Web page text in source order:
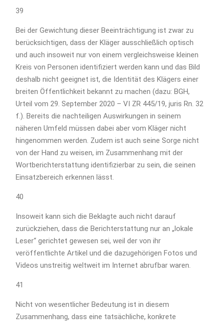
39
Bei der Gewichtung dieser Beeinträchtigung ist zwar zu
berücksichtigen, dass der Kläger ausschließlich optisch
und auch insoweit nur von einem vergleichsweise kleinen
Kreis von Personen identifiziert werden kann und das Bild
deshalb nicht geeignet ist, die Identität des Klägers einer
breiten Öffentlichkeit bekannt zu machen (dazu: BGH,
Urteil vom 29. September 2020 – VI ZR 445/19, juris Rn. 32
f.). Bereits die nachteiligen Auswirkungen in seinem
näheren Umfeld müssen dabei aber vom Kläger nicht
hingenommen werden. Zudem ist auch seine Sorge nicht
von der Hand zu weisen, im Zusammenhang mit der
Wortberichterstattung identifizierbar zu sein, die seinen
Einsatzbereich erkennen lässt.
40
Insoweit kann sich die Beklagte auch nicht darauf
zurückziehen, dass die Berichterstattung nur an „lokale
Leser“ gerichtet gewesen sei, weil der von ihr
veröffentlichte Artikel und die dazugehörigen Fotos und
Videos unstreitig weltweit im Internet abrufbar waren.
41
Nicht von wesentlicher Bedeutung ist in diesem
Zusammenhang, dass eine tatsächliche, konkrete